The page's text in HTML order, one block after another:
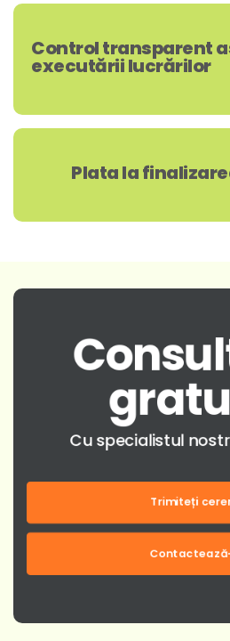
Control transparent
executării lucrărilor
Plata la
Cu specialistul
Trimiteți